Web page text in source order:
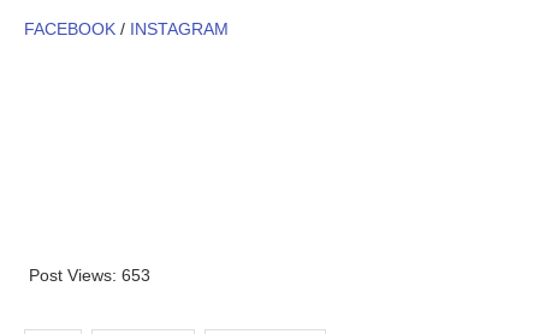
FACEBOOK / INSTAGRAM
Post Views: 653